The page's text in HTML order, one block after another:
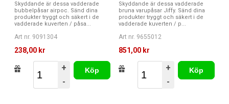
Skyddande är dessa vadderade
bubbelpåsar airpoc. Sänd dina
produkter tryggt och säkert i de
vadderade kuverten / påsa...
Art nr. 9091304
238,00 kr
+
-
Köp
Skyddande är dessa vadderade
bruna varupåsar Jiffy. Sänd dina
produkter tryggt och säkert i de
vadderade kuverten / p...
Art nr. 9655012
851,00 kr
+
-
Köp